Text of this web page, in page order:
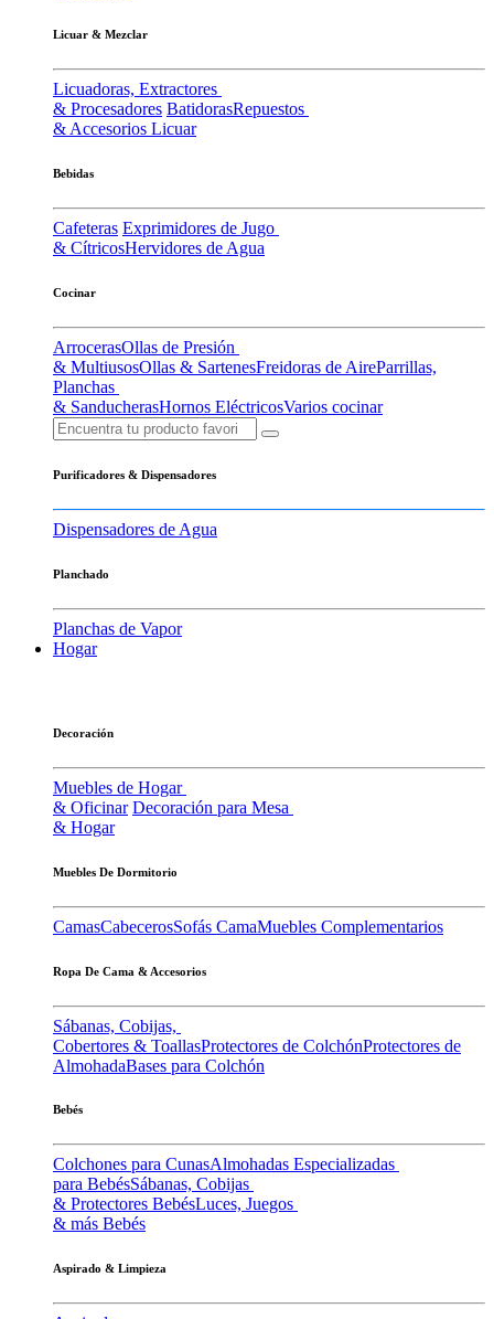
Licuar & Mezclar
Licuadoras, Extractores
& Procesadores BatidorasRepuestos
& Accesorios Licuar
Bebidas
Cafeteras Exprimidores de Jugo
& CítricosHervidores de Agua
Cocinar
ArrocerasOllas de Presión
& MultiusosOllas & SartenesFreidoras de AireParrillas,
Planchas
& SanducherasHornos EléctricosVarios cocinar
Purificadores & Dispensadores
Dispensadores de Agua
Planchado
Planchas de Vapor
Hogar
Decoración
Muebles de Hogar
& Oficinar Decoración para Mesa
& Hogar
Muebles De Dormitorio
CamasCabecerosSofás CamaMuebles Complementarios
Ropa De Cama & Accesorios
Sábanas, Cobijas,
Cobertores & ToallasProtectores de ColchónProtectores de
AlmohadaBases para Colchón
Bebés
Colchones para CunasAlmohadas Especializadas
para BebésSábanas, Cobijas
& Protectores BebésLuces, Juegos
& más Bebés
Aspirado & Limpieza